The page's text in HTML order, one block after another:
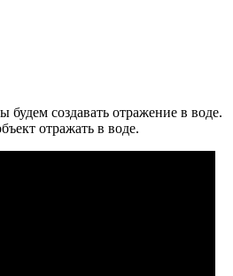
создавать отражение в воде.
отражать в воде.